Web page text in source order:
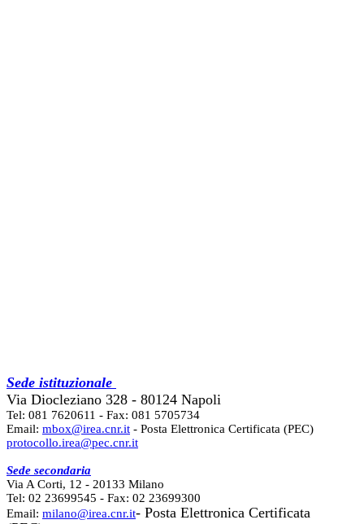
Sede istituzionale
Via Diocleziano 328 - 80124 Napoli
Tel: 081 7620611 - Fax: 081 5705734
Email: mbox@irea.cnr.it - Posta Elettronica Certificata (PEC)
protocollo.irea@pec.cnr.it
Sede secondaria
Via A Corti, 12 - 20133 Milano
Tel: 02 23699545 - Fax: 02 23699300
Email: milano@irea.cnr.it- Posta Elettronica Certificata